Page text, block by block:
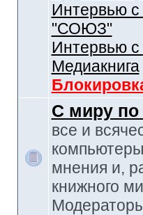
Интервью с
"СОЮЗ"
Интервью с
Медиакнига
С миру по
все и
мнения и,
книжного